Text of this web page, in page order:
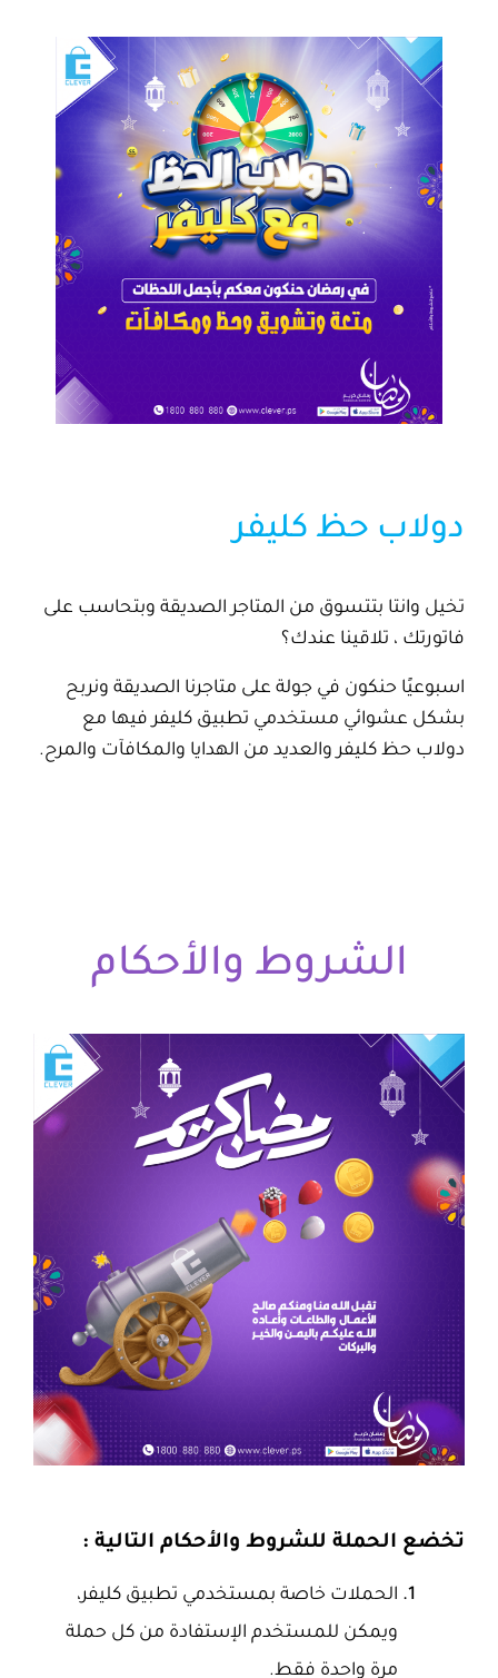
دولاب حظ كليفر
تخيل وانتا بتتسوق من المتاجر الصديقة وبتحاسب على
فاتورتك ، تلاقينا عندك؟
اسبوعيًا حنكون في جولة على متاجرنا الصديقة ونربح
بشكل عشوائي مستخدمي تطبيق كليفر فيها مع
دولاب حظ كليفر والعديد من الهدايا والمكافآت والمرح.
الشروط والأحكام
تخضع الحملة للشروط والأحكام التالية :
الحملات خاصة بمستخدمي تطبيق كليفر،
ويمكن للمستخدم الإستفادة من كل حملة
مرة واحدة فقط.